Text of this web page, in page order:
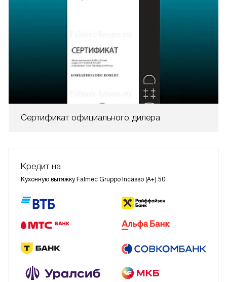
Сертификат официального дилера
Кредит на
Кухонную вытяжку Falmec Gruppo Incasso (A+) 50